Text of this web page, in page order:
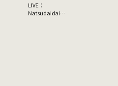
LIVE：
Natsudaidai